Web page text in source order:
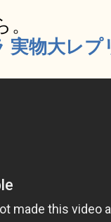
実物大レ